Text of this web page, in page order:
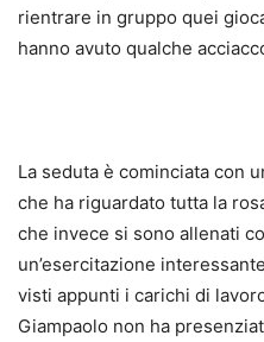
rientrare in gruppo quei
hanno avuto qualche
La seduta è cominciata con
che ha riguardato tutta la
che invece si sono allenati
un’esercitazione
visti appunti i carichi di
Giampaolo non ha